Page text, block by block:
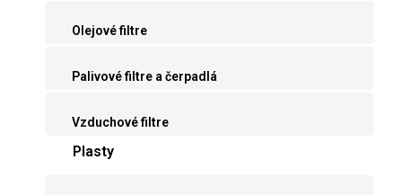
Olejové filtre
Palivové filtre a čerpadlá
Vzduchové filtre
Plasty